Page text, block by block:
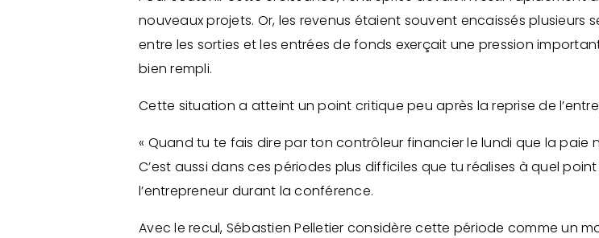
nouveaux projets. Or, les revenus étaient souvent encaissés plusieurs
entre les sorties et les entrées de fonds exerçait une pression
bien rempli.
Cette situation a atteint un point critique peu après la reprise de
« Quand tu te fais dire par ton contrôleur financier le lundi que la paie
C’est aussi dans ces périodes plus difficiles que tu réalises à quel
l’entrepreneur durant la conférence.
Avec le recul, Sébastien Pelletier considère cette période comme un